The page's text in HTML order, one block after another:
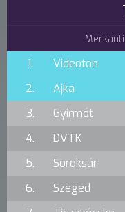
1. Videoton
2.
Ajka
3.
Gyirmót
4.
DVTK
5.
Soroksár
6.
Szeged